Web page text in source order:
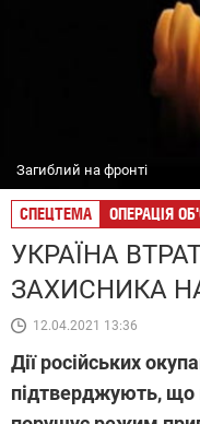
Загиблий на фронті
СПЕЦТЕМА ОПЕРАЦІЯ
УКРАЇНА
ЗАХИСНИКА
12.04.2021 13:36
Дії російських
підтверджують, що